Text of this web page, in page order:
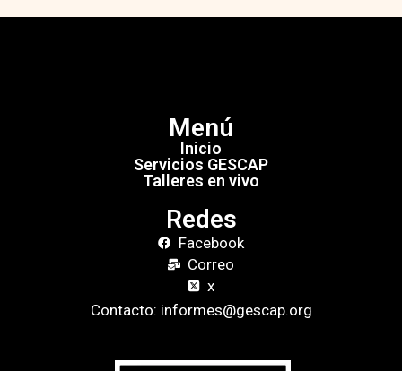
Menú
Inicio
Servicios GESCAP
Talleres en vivo
Redes
Facebook
Correo
x
Contacto: informes@gescap.org